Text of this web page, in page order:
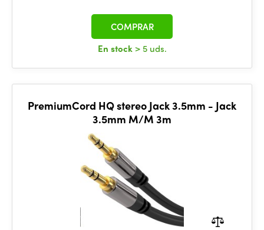
En stock > 5 uds.
COMPRAR
PremiumCord HQ stereo Jack 3.5mm - Jack
3.5mm M/M 3m